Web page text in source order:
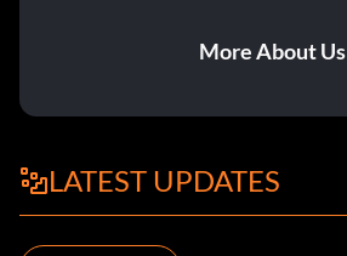
More About Us
LATEST UPDATES